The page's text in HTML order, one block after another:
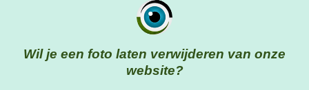
O
T
A
G
R
A
Wil je een foto laten verwijderen van onze
website?